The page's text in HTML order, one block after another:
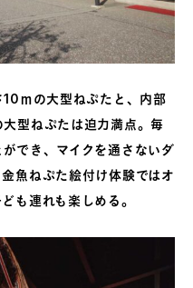
ｍの大型ねぷたと、内部
型ねぷたは迫力満点。毎
でき、マイクを通さないダ
魚ねぷた絵付け体験ではオ
も連れも楽しめる。